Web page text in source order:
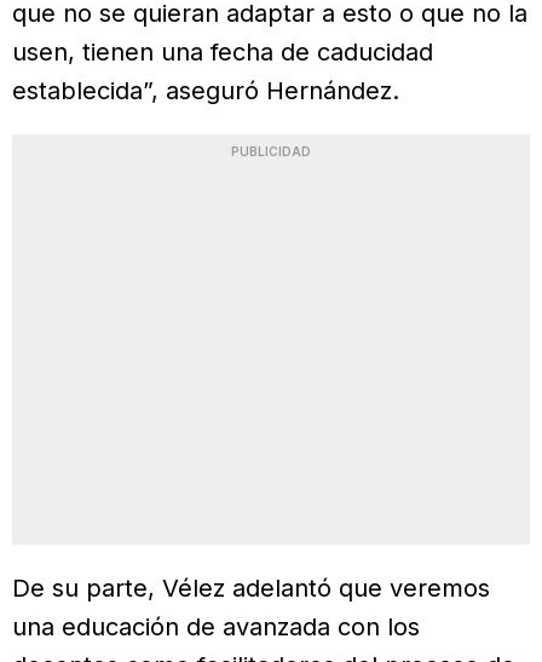
que no se quieran adaptar a esto o que no la
usen, tienen una fecha de caducidad
establecida”, aseguró Hernández.
PUBLICIDAD
De su parte, Vélez adelantó que veremos
una educación de avanzada con los